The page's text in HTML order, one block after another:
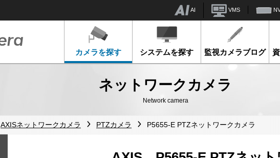
AI VMS
カメラを探す システムを探す 監視カメラブログ
ネットワークカメラ
Network camera
AXISネットワークカメラ PTZカメラ P5655-E PTZネットワークカメラ